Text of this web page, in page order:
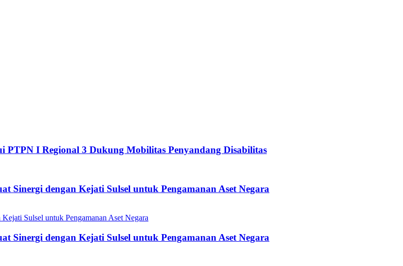
I Regional 3 Dukung Mobilitas Penyandang Disabilitas
Sinergi dengan Kejati Sulsel untuk Pengamanan Aset Negara
Sinergi dengan Kejati Sulsel untuk Pengamanan Aset Negara